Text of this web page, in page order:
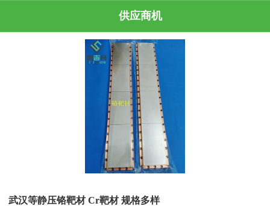
供应商机
武汉等静压铬靶材 Cr靶材 规格多样